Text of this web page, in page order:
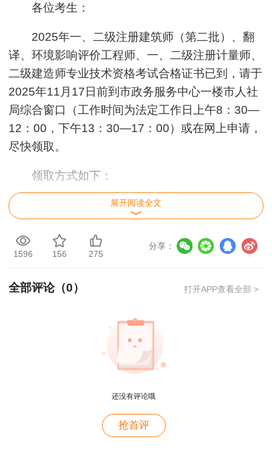
各位考生：
2025年一、二级注册建筑师（第二批）、翻
译、环境影响评价工程师、一、二级注册计量师、
二级建造师专业技术资格考试合格证书已到，请于
2025年11月17日前到市政务服务中心一楼市人社
局综合窗口（工作时间为法定工作日上午8：30—
12：00，下午13：30—17：00）或在网上申请，
尽快领取。
领取方式如下：
1.现场领取
考生持本人有效身份证原件（委托代领需携带
考生身份证原件与代领人身份证原件）
2.快递领取
登录后选择地区为“黄山市”，搜索【专业技术人员
资格证书管理服务】事项，选择办事服务栏，点击
进入事项，填写详细信息后勾选送达方式为“邮
②登录安徽政务服务网，切换地区与部门
为“黄山市—市人力资源社会保障局”，搜索【专业
展开阅读全文
1596 156 275
分享：
全部评论（0） 打开APP查看全部 >
还没有评论哦
抢首评